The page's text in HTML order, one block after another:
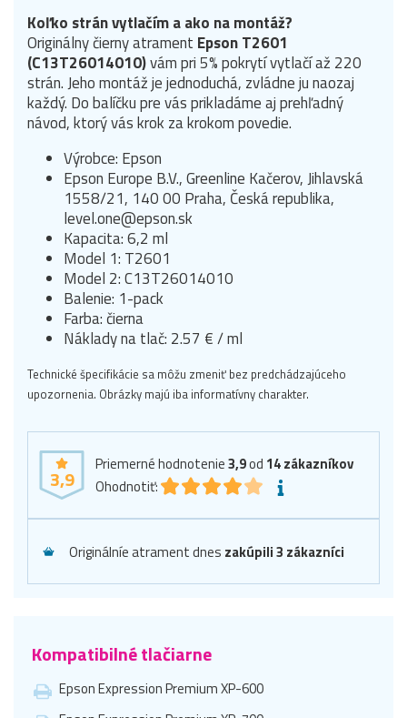
Koľko strán vytlačím a ako na montáž?
Originálny čierny atrament Epson T2601
(C13T26014010)vám pri 5% pokrytí vytlačí až 220
strán. Jeho montáž je jednoduchá, zvládne ju naozaj
každý. Do balíčku pre vás prikladáme aj prehľadný
návod, ktorý vás krok za krokom povedie.
Výrobce: Epson
Epson Europe B.V., Greenline Kačerov, Jihlavská
1558/21, 140 00 Praha, Česká republika,
level.one@epson.sk
Kapacita: 6,2 ml
Model 1: T2601
Model 2: C13T26014010
Balenie: 1-pack
Farba: čierna
Náklady na tlač: 2.57 € / ml
Technické špecifikácie sa môžu zmeniť bez predchádzajúceho
upozornenia. Obrázky majú iba informatívny charakter.
3,9
Priemerné hodnotenie3,9od 14zákazníkov
Ohodnotiť:
Originálníe atrament dnes zakúpili 3 zákazníci
Kompatibilné tlačiarne
Epson Expression Premium XP-600